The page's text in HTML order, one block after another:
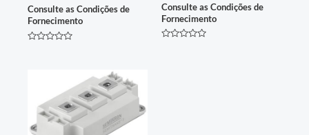
Consulte as Condições de
Fornecimento
Consulte as Condições de
Fornecimento